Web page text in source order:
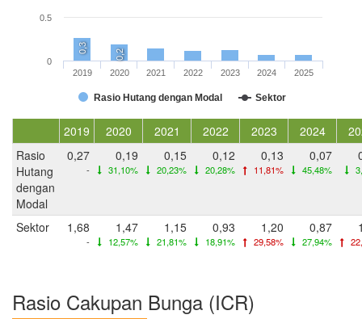
0,3
0,2
Rasio Hutang dengan Modal Sektor
2019 2020 2021 2022 2023 2024 2025
0
0.5
2019 2020 2021 2022 2023 2024
Rasio
Hutang
dengan
Modal
0,27
-
0,19
31,10%
0,15
20,23%
0,12
20,28%
0,13
11,81%
0,07
45,48%
Sektor 1,68
-
1,47
12,57%
1,15
21,81%
0,93
18,91%
1,20
29,58%
0,87
27,94%
Rasio Cakupan Bunga (ICR)